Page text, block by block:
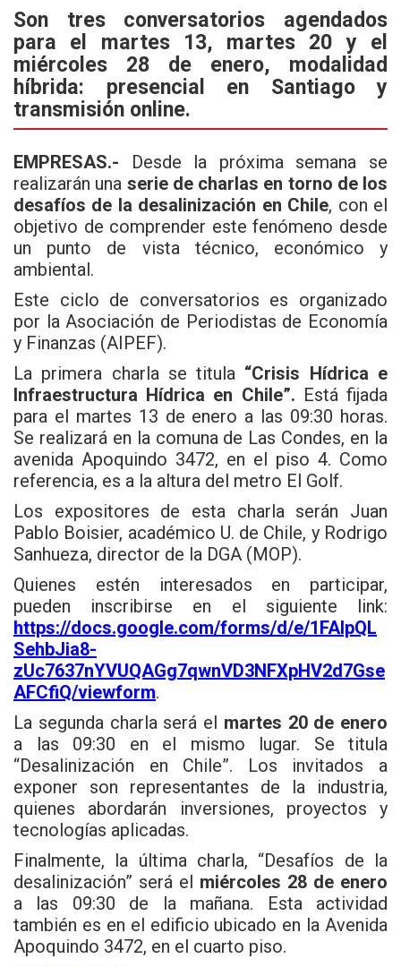
ce
b
o
o
k
tt
er
at
s
A
p
p
Son tres conversatorios agendados
para el martes 13, martes 20 y el
miércoles 28 de enero, modalidad
híbrida: presencial en Santiago y
transmisión online.
EMPRESAS.- Desde la próxima semana se
realizarán una serie de charlas en torno de los
desafíos de la desalinización en Chile, con el
objetivo de comprender este fenómeno desde
un punto de vista técnico, económico y
ambiental.
Este ciclo de conversatorios es organizado
por la Asociación de Periodistas de Economía
y Finanzas (AIPEF).
La primera charla se titula “Crisis Hídrica e
Infraestructura Hídrica en Chile”. Está fijada
para el martes 13 de enero a las 09:30 horas.
Se realizará en la comuna de Las Condes, en la
avenida Apoquindo 3472, en el piso 4. Como
referencia, es a la altura del metro El Golf.
Los expositores de esta charla serán Juan
Pablo Boisier, académico U. de Chile, y Rodrigo
Sanhueza, director de la DGA (MOP).
Quienes estén interesados en participar,
pueden inscribirse en el siguiente link:
https://docs.google.com/forms/d/e/1FAIpQL
SehbJia8-
zUc7637nYVUQAGg7qwnVD3NFXpHV2d7Gse
AFCfiQ/viewform.
La segunda charla será el martes 20 de enero
a las 09:30 en el mismo lugar. Se titula
“Desalinización en Chile”. Los invitados a
exponer son representantes de la industria,
quienes abordarán inversiones, proyectos y
tecnologías aplicadas.
Finalmente, la última charla, “Desafíos de la
desalinización” será el miércoles 28 de enero
a las 09:30 de la mañana. Esta actividad
también es en el edificio ubicado en la Avenida
Apoquindo 3472, en el cuarto piso.